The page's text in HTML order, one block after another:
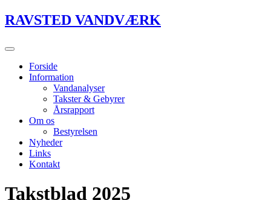
Videre
til
RAVSTED VANDVÆRK
Forside
Information
Vandanalyser
Takster & Gebyrer
Årsrapport
Om os
Bestyrelsen
Nyheder
Links
Kontakt
Takstblad 2025